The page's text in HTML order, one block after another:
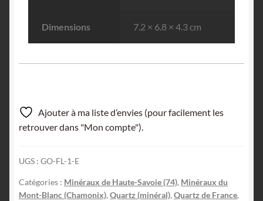
Dimensions 7.2 × 6.8 × 4.3 cm
Ajouter à ma liste d’envies (pour facilement les
retrouver dans "Mon compte").
UGS : GO-FL-1-E
Catégories : Minéraux de Haute-Savoie (74), Minéraux du
Mont-Blanc (Chamonix), Quartz (minéral), Quartz de France,